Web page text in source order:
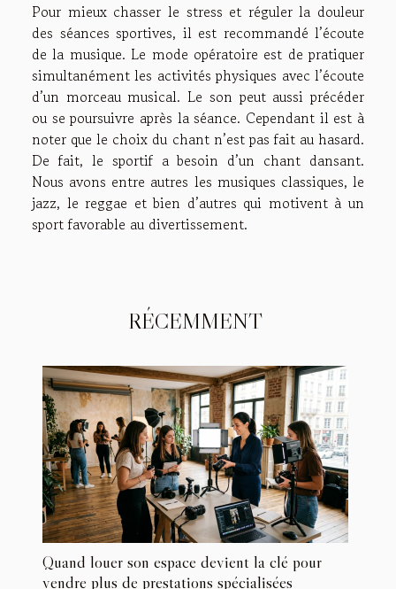
Pour mieux chasser le stress et réguler la douleur
des séances sportives, il est recommandé l’écoute
de la musique. Le mode opératoire est de pratiquer
simultanément les activités physiques avec l’écoute
d’un morceau musical. Le son peut aussi précéder
ou se poursuivre après la séance. Cependant il est à
noter que le choix du chant n’est pas fait au hasard.
De fait, le sportif a besoin d’un chant dansant.
Nous avons entre autres les musiques classiques, le
jazz, le reggae et bien d’autres qui motivent à un
sport favorable au divertissement.
RÉCEMMENT
Quand louer son espace devient la clé pour
vendre plus de prestations spécialisées